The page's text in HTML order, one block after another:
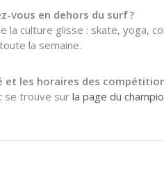
vous en dehors du surf ?
la culture glisse : skate,
la semaine.
les horaires des
se trouve sur la page du